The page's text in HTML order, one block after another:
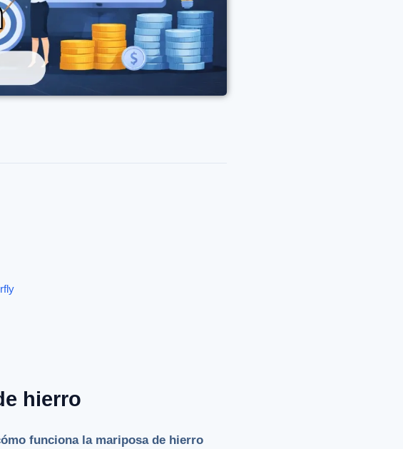
hierro
funciona la mariposa de hierro